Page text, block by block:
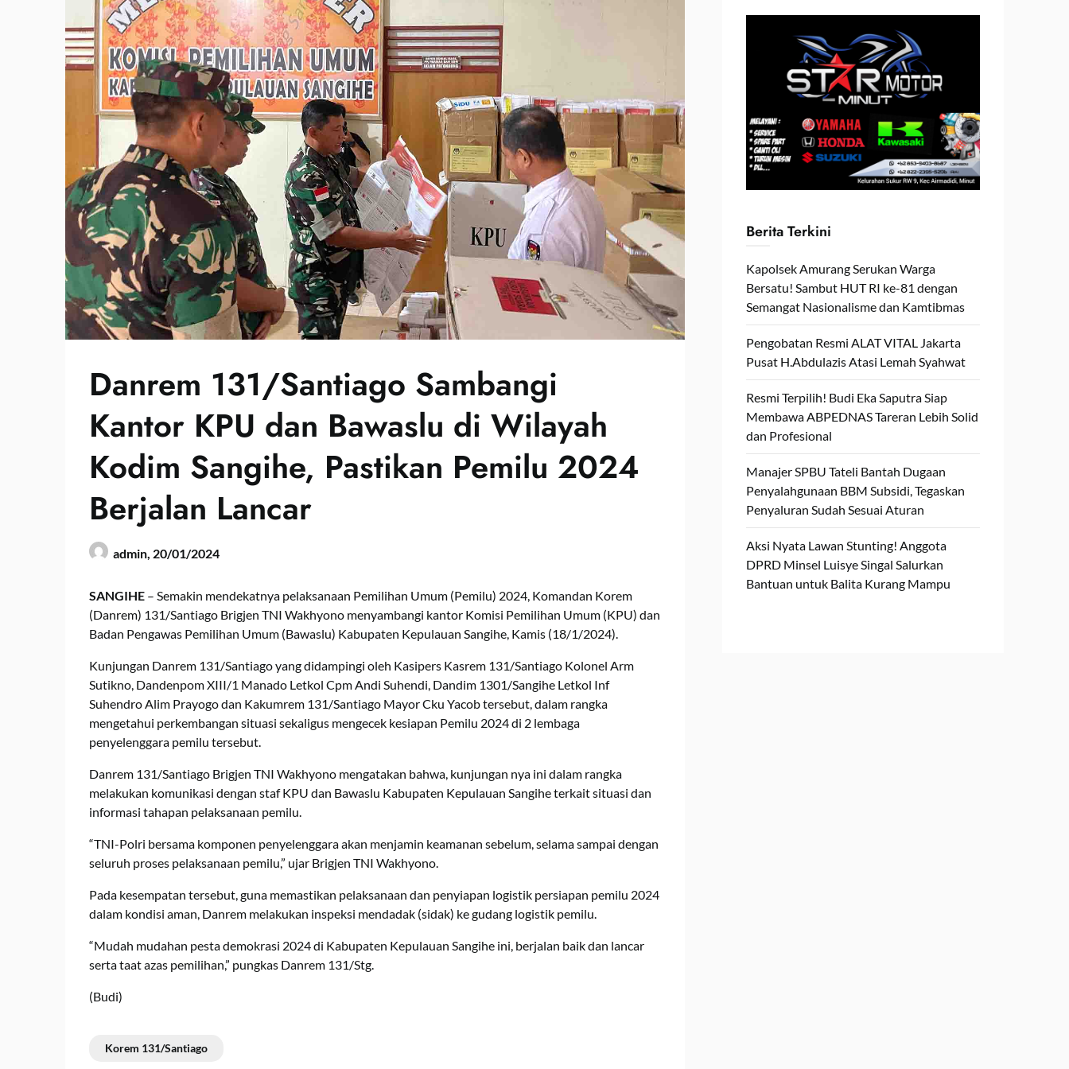
Danrem 131/Santiago Sambangi
Kantor KPU dan Bawaslu di Wilayah
Kodim Sangihe, Pastikan Pemilu 2024
Berjalan Lancar
admin, 20/01/2024
SANGIHE – Semakin mendekatnya pelaksanaan Pemilihan Umum (Pemilu) 2024, Komandan Korem
(Danrem) 131/Santiago Brigjen TNI Wakhyono menyambangi kantor Komisi Pemilihan Umum (KPU) dan
Badan Pengawas Pemilihan Umum (Bawaslu) Kabupaten Kepulauan Sangihe, Kamis (18/1/2024).
Kunjungan Danrem 131/Santiago yang didampingi oleh Kasipers Kasrem 131/Santiago Kolonel Arm
Sutikno, Dandenpom XIII/1 Manado Letkol Cpm Andi Suhendi, Dandim 1301/Sangihe Letkol Inf
Suhendro Alim Prayogo dan Kakumrem 131/Santiago Mayor Cku Yacob tersebut, dalam rangka
mengetahui perkembangan situasi sekaligus mengecek kesiapan Pemilu 2024 di 2 lembaga
penyelenggara pemilu tersebut.
Danrem 131/Santiago Brigjen TNI Wakhyono mengatakan bahwa, kunjungan nya ini dalam rangka
melakukan komunikasi dengan staf KPU dan Bawaslu Kabupaten Kepulauan Sangihe terkait situasi dan
informasi tahapan pelaksanaan pemilu.
“TNI-Polri bersama komponen penyelenggara akan menjamin keamanan sebelum, selama sampai dengan
seluruh proses pelaksanaan pemilu,” ujar Brigjen TNI Wakhyono.
Pada kesempatan tersebut, guna memastikan pelaksanaan dan penyiapan logistik persiapan pemilu 2024
dalam kondisi aman, Danrem melakukan inspeksi mendadak (sidak) ke gudang logistik pemilu.
“Mudah mudahan pesta demokrasi 2024 di Kabupaten Kepulauan Sangihe ini, berjalan baik dan lancar
serta taat azas pemilihan,” pungkas Danrem 131/Stg.
(Budi)
Korem 131/Santiago
Berita Terkini
Kapolsek Amurang Serukan Warga
Bersatu! Sambut HUT RI ke-81 dengan
Semangat Nasionalisme dan Kamtibmas
Pengobatan Resmi ALAT VITAL Jakarta
Pusat H.Abdulazis Atasi Lemah Syahwat
Resmi Terpilih! Budi Eka Saputra Siap
Membawa ABPEDNAS Tareran Lebih Solid
dan Profesional
Manajer SPBU Tateli Bantah Dugaan
Penyalahgunaan BBM Subsidi, Tegaskan
Penyaluran Sudah Sesuai Aturan
Aksi Nyata Lawan Stunting! Anggota
DPRD Minsel Luisye Singal Salurkan
Bantuan untuk Balita Kurang Mampu